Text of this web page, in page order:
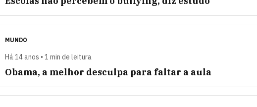
MUNDO
Há 14 anos • 1 min de leitura
Obama, a melhor desculpa para faltar a aula